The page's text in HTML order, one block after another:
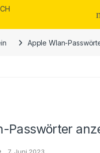
Apple Wlan-
Passwörter